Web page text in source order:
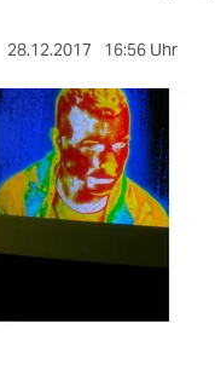
28.12.2017 16:56 Uhr